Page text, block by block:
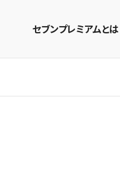
セブンプレミアムとは